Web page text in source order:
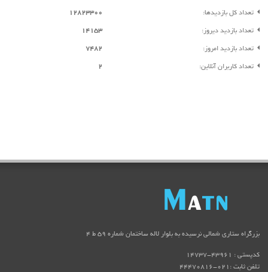
تعداد کل بازدیدها: 12823300
تعداد بازدید دیروز: 14153
تعداد بازدید امروز: 7482
تعداد کاربران آنلاین: 2
بزرگراه ستاری شمالی نرسیده به بلوار لاله ساختمان شماره ۵۹ ط ۴
کدپستی : 43961-14737
تلفن ثابت :021-44470816